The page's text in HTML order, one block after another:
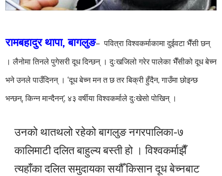
रामबहादुर थापा, बागलुङ– पवित्रा विश्वकर्माकामा दुईवटा भैँसी छन्
। लैनोमा तिनले पुगेसरी दूध दिन्छन् । दुःखजिलो गरेर पालेका भैँसीको दूध बेच्न
भने उनले पाउँदिनन् । ‘दूध बेच्न मन त छ तर बिक्री हुँदैन, गाउँमा छोइन्छ
भन्छन्, किन्न मान्दैनन्’, ४३ वर्षीया विश्वकर्माले दुःखेसो पोखिन् ।
उनको थातथलो रहेको बागलुङ नगरपालिका-७
कालिमाटी दलित बाहुल्य बस्ती हो । विश्वकर्माझैँ
त्यहाँका दलित समुदायका सयौँ किसान दूध बेच्नबाट